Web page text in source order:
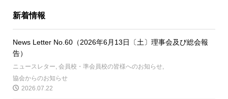
新着情報
News Letter No.60（2026年6月13日〔土〕理事会及び総会報
告）
ニュースレター 会員校・準会員校の皆様へのお知らせ
協会からのお知らせ
2026.07.22